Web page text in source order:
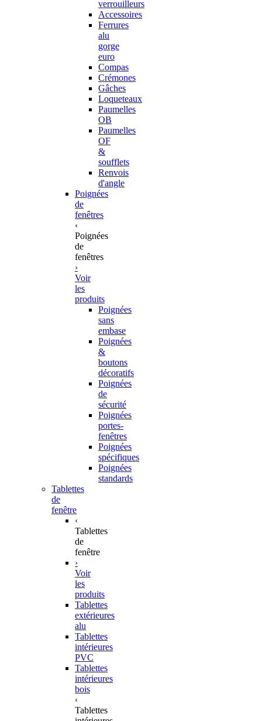
verrouilleurs
Accessoires
Ferrures
alu
gorge
euro
Compas
Crémones
Gâches
Loqueteaux
Paumelles
OB
Paumelles
OF
&
soufflets
Renvois
d'angle
Poignées
de
fenêtres
‹
Poignées
de
fenêtres
›
Voir
les
produits
Poignées
sans
embase
Poignées
&
boutons
décoratifs
Poignées
de
sécurité
Poignées
portes-
fenêtres
Poignées
spécifiques
Poignées
standards
Tablettes
de
fenêtre
‹
Tablettes
de
fenêtre
›
Voir
les
produits
Tablettes
extérieures
alu
Tablettes
intérieures
PVC
Tablettes
intérieures
bois
‹
Tablettes